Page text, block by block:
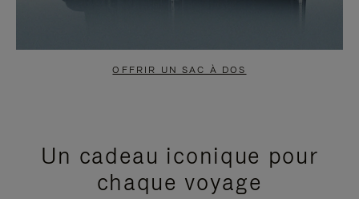
OFFRIR UN SAC À DOS
Un cadeau iconique pour
chaque voyage